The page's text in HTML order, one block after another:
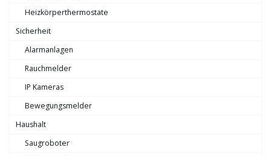
Heizkörperthermostate
Sicherheit
Alarmanlagen
Rauchmelder
IP Kameras
Bewegungsmelder
Haushalt
Saugroboter